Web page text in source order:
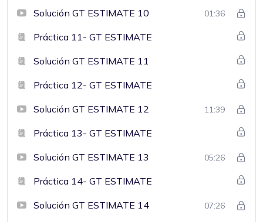
Solución GT ESTIMATE 10 01:36
Práctica 11- GT ESTIMATE
Solución GT ESTIMATE 11
Práctica 12- GT ESTIMATE
Solución GT ESTIMATE 12 11:39
Práctica 13- GT ESTIMATE
Solución GT ESTIMATE 13 05:26
Práctica 14- GT ESTIMATE
Solución GT ESTIMATE 14 07:26